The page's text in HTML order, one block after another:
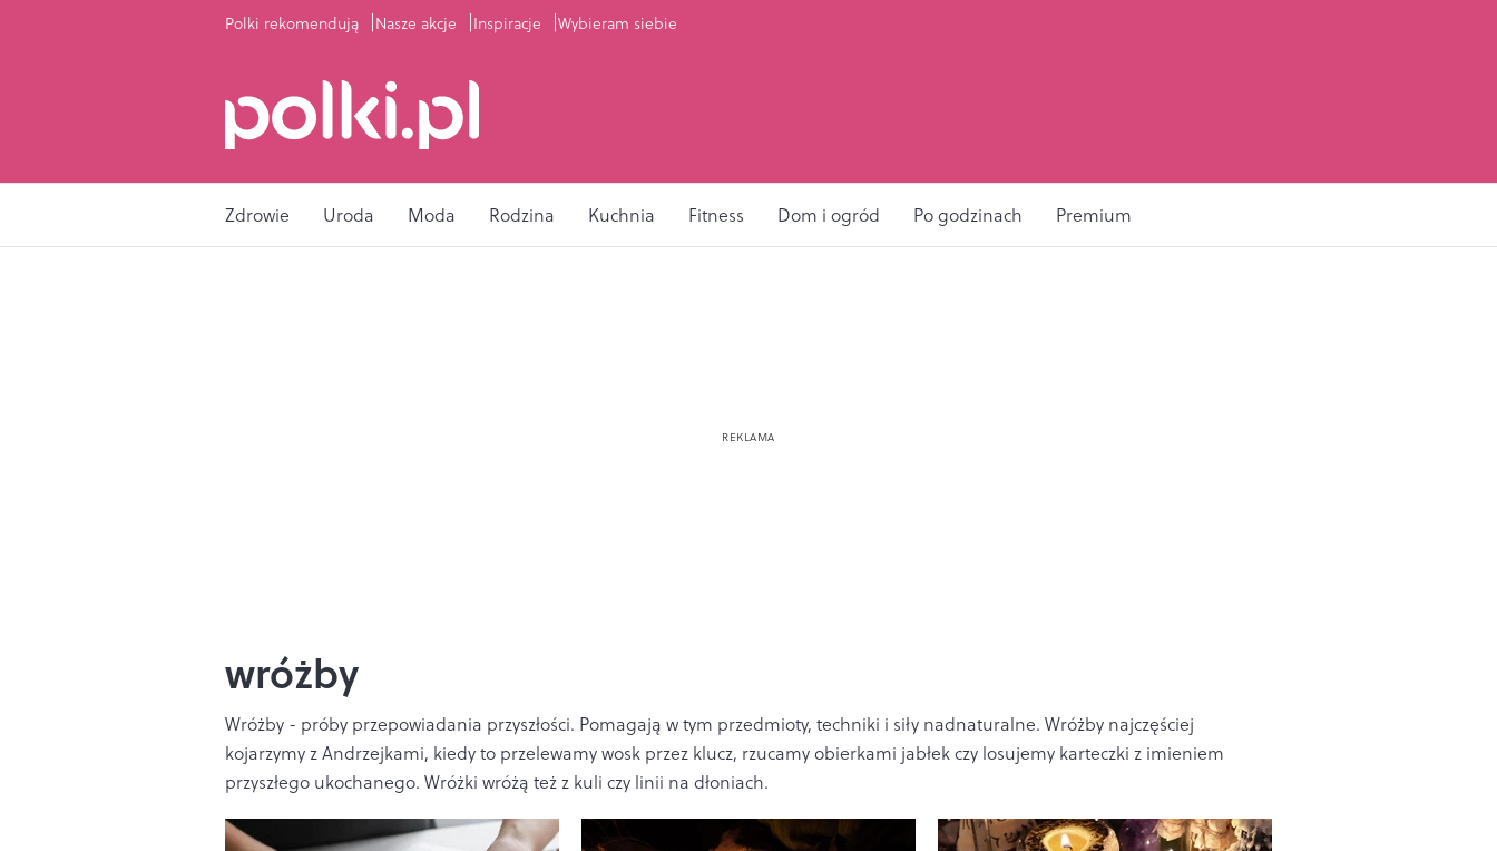
Polki rekomendują Nasze akcje Inspiracje Wybieram siebie
Zdrowie Uroda Moda Rodzina Kuchnia Fitness Dom i ogród Po godzinach Premium
wróżby
Wróżby - próby przepowiadania przyszłości. Pomagają w tym przedmioty, techniki i siły nadnaturalne. Wróżby najczęściej
kojarzymy z Andrzejkami, kiedy to przelewamy wosk przez klucz, rzucamy obierkami jabłek czy losujemy karteczki z imieniem
przyszłego ukochanego. Wróżki wróżą też z kuli czy linii na dłoniach.